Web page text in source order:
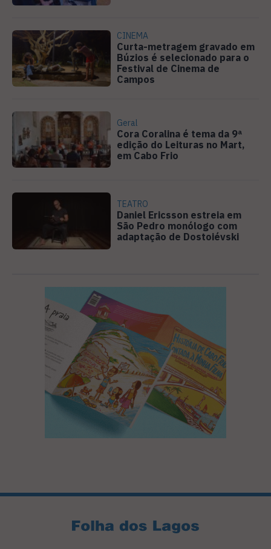
CINEMA
Curta-metragem gravado em
Búzios é selecionado para o
Festival de Cinema de
Campos
Geral
Cora Coralina é tema da 9ª
edição do Leituras no Mart,
em Cabo Frio
TEATRO
Daniel Ericsson estreia em
São Pedro monólogo com
adaptação de Dostoiévski